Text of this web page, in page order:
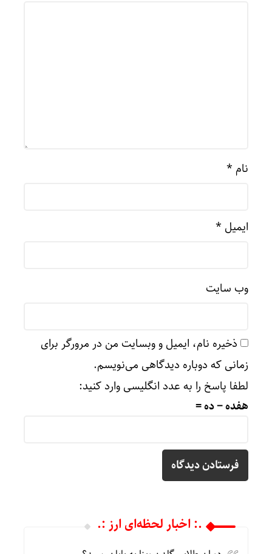
نام *
ایمیل *
وب‌ سایت
ذخیره نام، ایمیل و وبسایت من در مرورگر برای
زمانی که دوباره دیدگاهی می‌نویسم.
لطفا پاسخ را به عدد انگلیسی وارد کنید:
هفده − ده =
.: اخبار لحظه‌ای ارز :.